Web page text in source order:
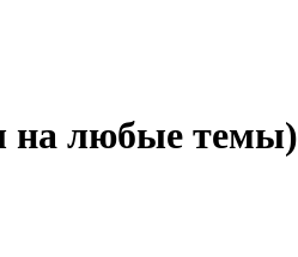
на любые темы)